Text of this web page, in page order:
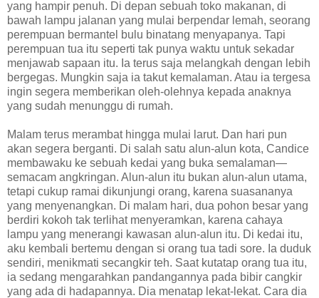
yang hampir penuh. Di depan sebuah toko makanan, di
bawah lampu jalanan yang mulai berpendar lemah, seorang
perempuan bermantel bulu binatang menyapanya. Tapi
perempuan tua itu seperti tak punya waktu untuk sekadar
menjawab sapaan itu. Ia terus saja melangkah dengan lebih
bergegas. Mungkin saja ia takut kemalaman. Atau ia tergesa
ingin segera memberikan oleh-olehnya kepada anaknya
yang sudah menunggu di rumah.
Malam terus merambat hingga mulai larut. Dan hari pun
akan segera berganti. Di salah satu alun-alun kota, Candice
membawaku ke sebuah kedai yang buka semalaman—
semacam angkringan. Alun-alun itu bukan alun-alun utama,
tetapi cukup ramai dikunjungi orang, karena suasananya
yang menyenangkan. Di malam hari, dua pohon besar yang
berdiri kokoh tak terlihat menyeramkan, karena cahaya
lampu yang menerangi kawasan alun-alun itu. Di kedai itu,
aku kembali bertemu dengan si orang tua tadi sore. Ia duduk
sendiri, menikmati secangkir teh. Saat kutatap orang tua itu,
ia sedang mengarahkan pandangannya pada bibir cangkir
yang ada di hadapannya. Dia menatap lekat-lekat. Cara dia